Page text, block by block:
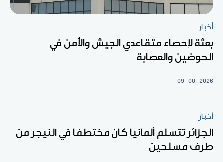
أخبار
بعثة لإحصاء متقاعدي الجيش والأمن في
الحوضين والعصابة
09-08-2026
أخبار
الجزائر تتسلم ألمانيا كان مختطفا في النيجر من
طرف مسلحين